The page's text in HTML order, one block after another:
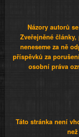
Názory autorů
Zveřejněné
neneseme za ně
příspěvků za
osobní práva
Táto stránka není